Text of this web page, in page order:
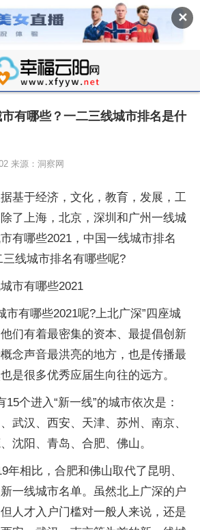
✕
有哪些？一二三线城市排名是什
来源：洞察网
基于经济，文化，教育，发展，工
了上海，北京，深圳和广州一线城
有哪些2021，中国一线城市排名
三线城市排名有哪些呢?
市有哪些2021
市有哪些2021呢?上北广深”四座城
们有着最密集的资本、最提倡创新
念声音最洪亮的地方，也是传播最
是很多优秀应届生向往的远方。
15个进入“新一线”的城市依次是：
武汉、西安、天津、苏州、南京、
沈阳、青岛、合肥、佛山。
年相比，合肥和佛山取代了昆明、
一线城市名单。虽然北上广深的户
人才入户门槛对一般人来说，还是